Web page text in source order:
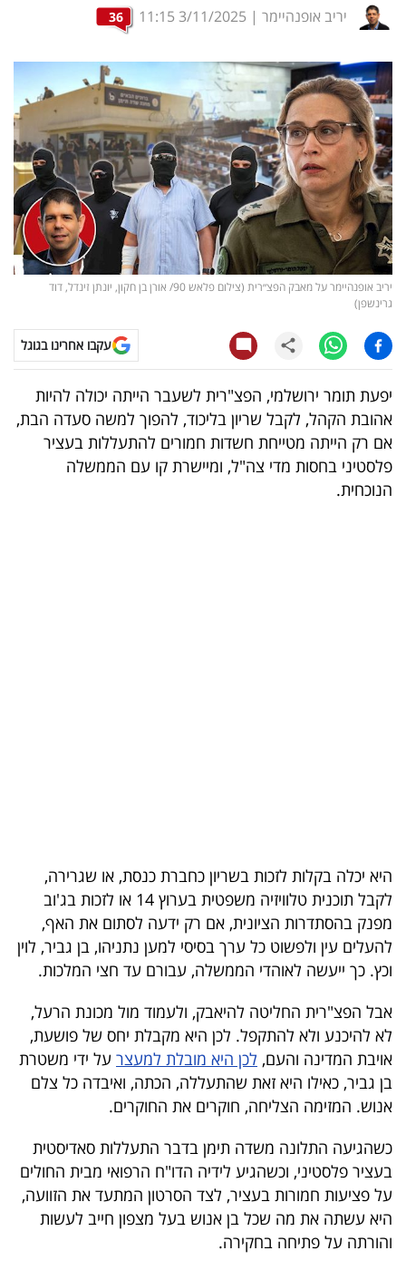
מדדים
ומחקרים
דעות
רכילות
עסקית
קריפטו
ויראלי
טלוויזיה
עסקי
ספורט
קריירה
ולימודים
מינויים
הכלכלי
פודקאסט
40
UNDER
40
שיתופי
פעולה
דרושים
ניוזלטרים
יריב אופנהיימר |
3/11/2025
11:15
36
יריב אופנהיימר על מאבק הפצ״רית (צילום פלאש 90/ אורן בן חקון, יונתן זינדל, דוד
גרינשפן)
עקבו אחרינו בגוגל
יפעת תומר ירושלמי, הפצ"רית לשעבר הייתה יכולה להיות
אהובת הקהל, לקבל שריון בליכוד, להפוך למשה סעדה הבת,
אם רק הייתה מטייחת חשדות חמורים להתעללות בעציר
פלסטיני בחסות מדי צה"ל, ומיישרת קו עם הממשלה
הנוכחית.
היא יכלה בקלות לזכות בשריון כחברת כנסת, או שגרירה,
לקבל תוכנית טלוויזיה משפטית בערוץ 14 או לזכות בג'וב
מפנק בהסתדרות הציונית, אם רק ידעה לסתום את האף,
להעלים עין ולפשוט כל ערך בסיסי למען נתניהו, בן גביר, לוין
וכץ. כך ייעשה לאוהדי הממשלה, עבורם עד חצי המלכות.
אבל הפצ"רית החליטה להיאבק, ולעמוד מול מכונת הרעל,
לא להיכנע ולא להתקפל. לכן היא מקבלת יחס של פושעת,
אויבת המדינה והעם, לכן היא מובלת למעצר על ידי משטרת
בן גביר, כאילו היא זאת שהתעללה, הכתה, ואיבדה כל צלם
אנוש. המזימה הצליחה, חוקרים את החוקרים.
כשהגיעה התלונה משדה תימן בדבר התעללות סאדיסטית
בעציר פלסטיני, וכשהגיע לידיה הדו"ח הרפואי מבית החולים
על פציעות חמורות בעציר, לצד הסרטון המתעד את הזוועה,
היא עשתה את מה שכל בן אנוש בעל מצפון חייב לעשות
והורתה על פתיחה בחקירה.